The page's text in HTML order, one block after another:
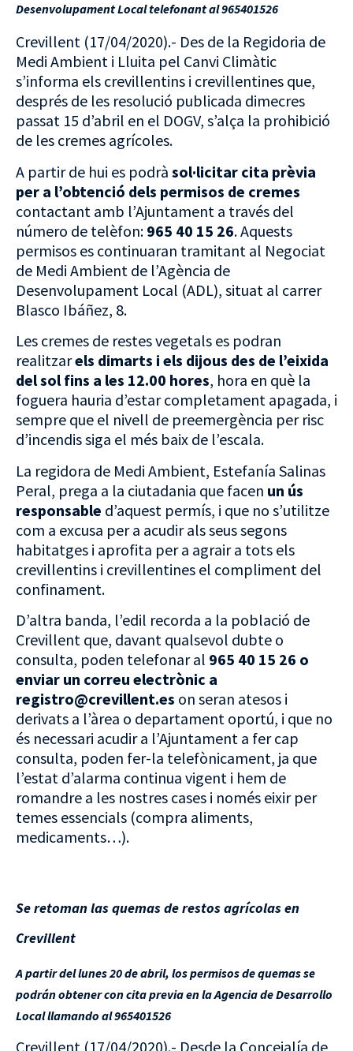
Desenvolupament Local telefonant al 965401526
Crevillent (17/04/2020).- Des de la Regidoria de
Medi Ambient i Lluita pel Canvi Climàtic
s’informa els crevillentins i crevillentines que,
després de les resolució publicada dimecres
passat 15 d’abril en el DOGV, s’alça la prohibició
de les cremes agrícoles.
A partir de hui es podrà sol·licitar cita prèvia
per a l’obtenció dels permisos de cremes
contactant amb l’Ajuntament a través del
número de telèfon: 965 40 15 26. Aquests
permisos es continuaran tramitant al Negociat
de Medi Ambient de l’Agència de
Desenvolupament Local (ADL), situat al carrer
Blasco Ibáñez, 8.
Les cremes de restes vegetals es podran
realitzarels dimarts i els dijous des de l’eixida
del sol fins a les 12.00 hores, hora en què la
foguera hauria d’estar completament apagada, i
sempre que el nivell de preemergència per risc
d’incendis siga el més baix de l’escala.
La regidora de Medi Ambient, Estefanía Salinas
Peral, prega a la ciutadania que facen un ús
responsable d’aquest permís, i que no s’utilitze
com a excusa per a acudir als seus segons
habitatges i aprofita per a agrair a tots els
crevillentins i crevillentines el compliment del
confinament.
D’altra banda, l’edil recorda a la població de
Crevillent que, davant qualsevol dubte o
consulta, poden telefonar al 965 40 15 26 o
enviar un correu electrònic a
registro@crevillent.es on seran atesos i
derivats a l’àrea o departament oportú, i que no
és necessari acudir a l’Ajuntament a fer cap
consulta, poden fer-la telefònicament, ja que
l’estat d’alarma continua vigent i hem de
romandre a les nostres cases i només eixir per
temes essencials (compra aliments,
medicaments…).
Se retoman las quemas de restos agrícolas en
Crevillent
A partir del lunes 20 de abril, los permisos de quemas se
podrán obtener con cita previa en la Agencia de Desarrollo
Local llamando al 965401526
Crevillent (17/04/2020).- Desde la Concejalía de